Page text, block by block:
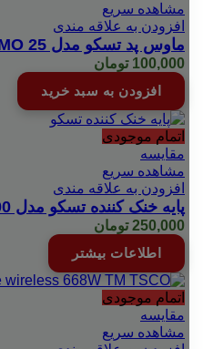
مشاهده سریع
افزودن به علاقه مندی
ماوس پد تسکو مدل 25 TMO
100,000 تومان
افزودن به سبد خرید
اتمام موجودی
مقایسه
مشاهده سریع
افزودن به علاقه مندی
پایه خنک کننده تسکو مدل TCLP 3000
250,000 تومان
اطلاعات بیشتر
اتمام موجودی
مقایسه
مشاهده سریع